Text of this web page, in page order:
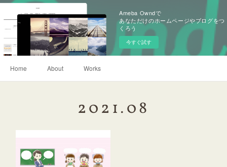
Ameba Owndで
あなただけのホームページやブログをつ
くろう
今すぐ試す
Home About Works
2021.08